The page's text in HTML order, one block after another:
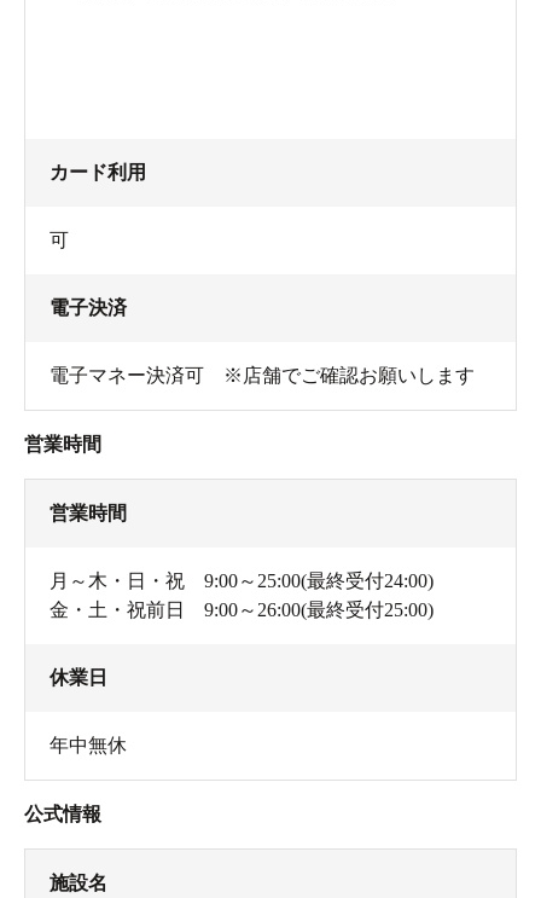
カード利用
可
電子決済
電子マネー決済可 ※店舗でご確認お願いします
営業時間
営業時間
月～木・日・祝 9:00～25:00(最終受付24:00)
金・土・祝前日 9:00～26:00(最終受付25:00)
休業日
年中無休
公式情報
施設名